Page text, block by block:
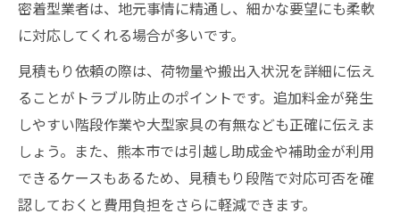
密着型業者は、地元事情に精通し、細かな要望にも柔軟
に対応してくれる場合が多いです。
見積もり依頼の際は、荷物量や搬出入状況を詳細に伝え
ることがトラブル防止のポイントです。追加料金が発生
しやすい階段作業や大型家具の有無なども正確に伝えま
しょう。また、熊本市では引越し助成金や補助金が利用
できるケースもあるため、見積もり段階で対応可否を確
認しておくと費用負担をさらに軽減できます。